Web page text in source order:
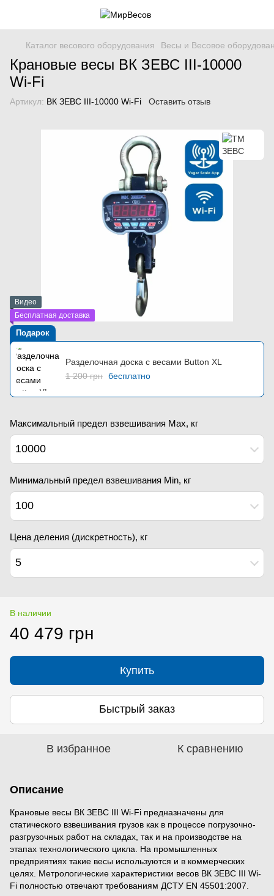
Каталог весового оборудования Весы и Весовое
Крановые весы ВК ЗЕВС ІІІ-10000
Wi-Fi
Артикул: ВК ЗЕВС ІІІ-10000 Wi-Fi Оставить отзыв
Видео
Бесплатная доставка
Подарок
Разделочная доска с весами Button XL
1 200 грн бесплатно
Максимальный предел взвешивания Мах, кг
10000
Минимальный предел взвешивания Min, кг
100
Цена деления (дискретность), кг
5
В наличии
40 479 грн
Купить
Быстрый заказ
В избранное К сравнению
Описание
Крановые весы ВК ЗЕВС IІI Wi-Fi предназначены для
статического взвешивания грузов как в процессе погрузочно-
разгрузочных работ на складах, так и на производстве на
этапах технологического цикла. На промышленных
предприятиях такие весы используются и в коммерческих
целях. Метрологические характеристики весов ВК ЗЕВС IІI Wi-
Fi полностью отвечают требованиям ДСТУ EN 45501:2007.